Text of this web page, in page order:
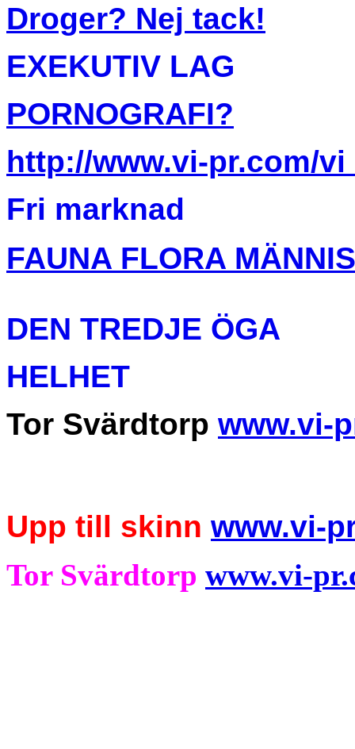
Droger? Nej tack!
EXEKUTIV LAG
PORNOGRAFI?
http://www.vi-pr.com/
Fri marknad
FAUNA FLORA
DEN TREDJE ÖGA
HELHET
Tor Svärdtorp www.vi-
Upp till skinn www.vi-
Tor Svärdtorp www.vi-